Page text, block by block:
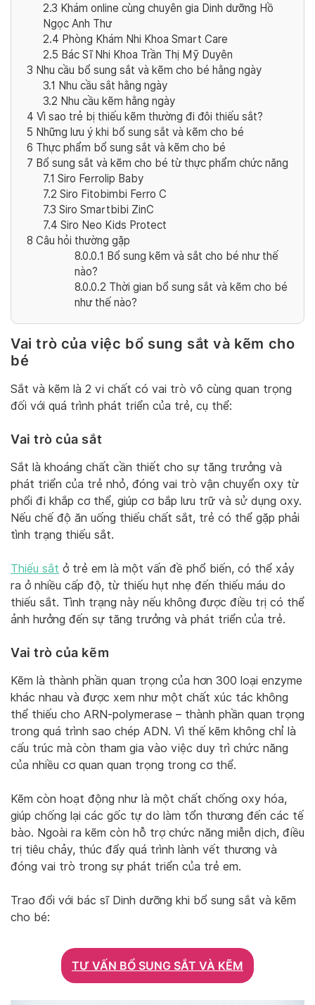
2.3 Khám online cùng chuyên gia Dinh dưỡng Hồ
Ngọc Anh Thư
2.4 Phòng Khám Nhi Khoa Smart Care
2.5 Bác Sĩ Nhi Khoa Trần Thị Mỹ Duyên
3 Nhu cầu bổ sung sắt và kẽm cho bé hằng ngày
3.1 Nhu cầu sắt hằng ngày
3.2 Nhu cầu kẽm hằng ngày
4 Vì sao trẻ bị thiếu kẽm thường đi đôi thiếu sắt?
5 Những lưu ý khi bổ sung sắt và kẽm cho bé
6 Thực phẩm bổ sung sắt và kẽm cho bé
7 Bổ sung sắt và kẽm cho bé từ thực phẩm chức năng
7.1 Siro Ferrolip Baby
7.2 Siro Fitobimbi Ferro C
7.3 Siro Smartbibi ZinC
7.4 Siro Neo Kids Protect
8 Câu hỏi thường gặp
8.0.0.1 Bổ sung kẽm và sắt cho bé như thế
nào?
8.0.0.2 Thời gian bổ sung sắt và kẽm cho bé
như thế nào?
Vai trò của việc bổ sung sắt và kẽm cho
bé
Sắt và kẽm là 2 vi chất có vai trò vô cùng quan trọng
đối với quá trình phát triển của trẻ, cụ thể:
Vai trò của sắt
Sắt là khoáng chất cần thiết cho sự tăng trưởng và
phát triển của trẻ nhỏ, đóng vai trò vận chuyển oxy từ
phổi đi khắp cơ thể, giúp cơ bắp lưu trữ và sử dụng oxy.
Nếu chế độ ăn uống thiếu chất sắt, trẻ có thể gặp phải
tình trạng thiếu sắt.
Thiếu sắt ở trẻ em là một vấn đề phổ biến, có thể xảy
ra ở nhiều cấp độ, từ thiếu hụt nhẹ đến thiếu máu do
thiếu sắt. Tình trạng này nếu không được điều trị có thể
ảnh hưởng đến sự tăng trưởng và phát triển của trẻ.
Vai trò của kẽm
Kẽm là thành phần quan trọng của hơn 300 loại enzyme
khác nhau và được xem như một chất xúc tác không
thể thiếu cho ARN-polymerase – thành phần quan trọng
trong quá trình sao chép ADN. Vì thế kẽm không chỉ là
cấu trúc mà còn tham gia vào việc duy trì chức năng
của nhiều cơ quan quan trọng trong cơ thể.
Kẽm còn hoạt động như là một chất chống oxy hóa,
giúp chống lại các gốc tự do làm tổn thương đến các tế
bào. Ngoài ra kẽm còn hỗ trợ chức năng miễn dịch, điều
trị tiêu chảy, thúc đẩy quá trình lành vết thương và
đóng vai trò trong sự phát triển của trẻ em.
Trao đổi với bác sĩ Dinh dưỡng khi bổ sung sắt và kẽm
cho bé:
TƯ VẤN BỔ SUNG SẮT VÀ KẼM